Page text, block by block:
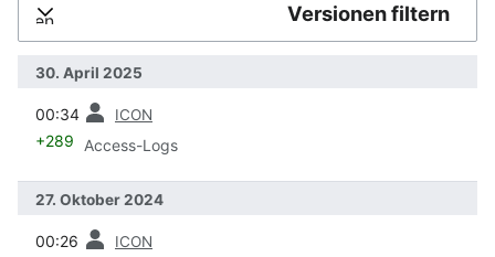
Versionen filtern
30. April 2025
00:34 ICON
+289 Access-Logs
27. Oktober 2024
00:26 ICON